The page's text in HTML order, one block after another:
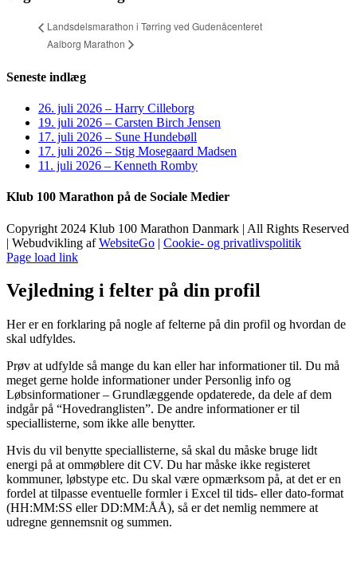
Landsdelsmarathon i Tørring ved Gudenåcenteret
Aalborg Marathon
Seneste indlæg
26. juli 2026 – Harry Cilleborg
19. juli 2026 – Carsten Birch Jensen
17. juli 2026 – Sune Hundebøll
17. juli 2026 – Stig Mosegaard Madsen
11. juli 2026 – Kenneth Romby
Klub 100 Marathon på de Sociale Medier
Copyright 2024 Klub 100 Marathon Danmark | All Rights Reserved
| Webudvikling afWebsiteGo | Cookie- og privatlivspolitik
Page load link
Vejledning i felter på din profil
Her er en forklaring på nogle af felterne på din profil og hvordan de
skal udfyldes.
Prøv at udfylde så mange du kan eller har informationer til. Du må
meget gerne holde informationer under Personlig info og
Løbsinformationer – Grundlæggende opdaterede, da dele af dem
indgår på “Hovedranglisten”. De andre informationer er til
speciallisterne, som ikke alle benytter.
Hvis du vil benytte speciallisterne, så skal du måske bruge lidt
energi på at ommøblere dit CV. Du har måske ikke registeret
kommuner, løbstype etc. Du skal være opmærksom på, at det er en
fordel at tilpasse eventuelle formler i Excel til tids- eller dato-format
(HH:MM:SS eller DD:MM:ÅÅ), så er det nemlig nemmere at
udregne gennemsnit og summen.